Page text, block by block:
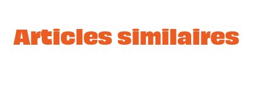
articles similaires